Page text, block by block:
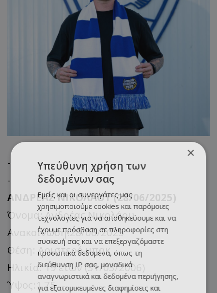
-
-
ΑΝΔΡΕΑΣ ΝΙΚΟΛΑΟΥ (28/06/2025)
Όνομα: Ανδρέας Νικολάου
Ανακοίνωση:28/06/2025
Θέση: Αριστερό μπακ
Ηλικία:19 ετών (31/03/2006)
Ύψος:1,75
×
Υπεύθυνη χρήση των
δεδομένων σας
Εμείς και οι συνεργάτες μας
χρησιμοποιούμε cookies και παρόμοιες
τεχνολογίες για να αποθηκεύουμε και να
έχουμε πρόσβαση σε πληροφορίες στη
συσκευή σας και να επεξεργαζόμαστε
προσωπικά δεδομένα, όπως τη
διεύθυνση IP σας, μοναδικά
αναγνωριστικά και δεδομένα περιήγησης,
για εξατομικευμένες διαφημίσεις και